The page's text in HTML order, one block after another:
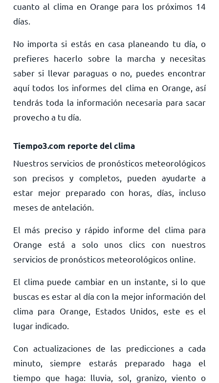
cuanto al clima en Orange para los próximos 14
días.
No importa si estás en casa planeando tu día, o
prefieres hacerlo sobre la marcha y necesitas
saber si llevar paraguas o no, puedes encontrar
aquí todos los informes del clima en Orange, así
tendrás toda la información necesaria para sacar
provecho a tu día.
Tiempo3.com reporte del clima
Nuestros servicios de pronósticos meteorológicos
son precisos y completos, pueden ayudarte a
estar mejor preparado con horas, días, incluso
meses de antelación.
El más preciso y rápido informe del clima para
Orange está a solo unos clics con nuestros
servicios de pronósticos meteorológicos online.
El clima puede cambiar en un instante, si lo que
buscas es estar al día con la mejor información del
clima para Orange, Estados Unidos, este es el
lugar indicado.
Con actualizaciones de las predicciones a cada
minuto, siempre estarás preparado haga el
tiempo que haga: lluvia, sol, granizo, viento o